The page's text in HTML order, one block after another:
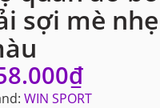
sợi mè
₫
WIN SPORT